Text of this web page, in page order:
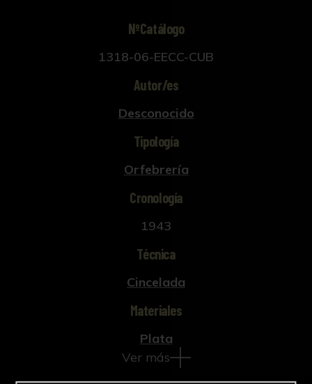
NºCatálogo
1318-06-EECC-CUB
Autor/es
Desconocido
Tipología
Orfebrería
Cronología
1943
Técnica
Cincelada
Materiales
Plata
Ver más